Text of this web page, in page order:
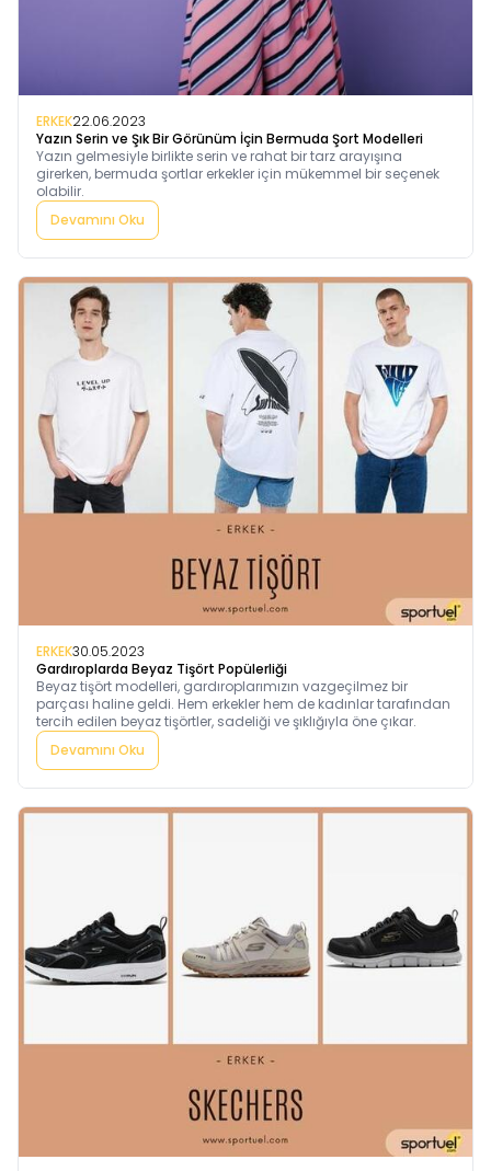
ERKEK22.06.2023
Yazın Serin ve Şık Bir Görünüm İçin Bermuda Şort Modelleri
Yazın gelmesiyle birlikte serin ve rahat bir tarz arayışına
girerken, bermuda şortlar erkekler için mükemmel bir seçenek
olabilir.
Devamını Oku
ERKEK30.05.2023
Gardıroplarda Beyaz Tişört Popülerliği
Beyaz tişört modelleri, gardıroplarımızın vazgeçilmez bir
parçası haline geldi. Hem erkekler hem de kadınlar tarafından
tercih edilen beyaz tişörtler, sadeliği ve şıklığıyla öne çıkar.
Devamını Oku